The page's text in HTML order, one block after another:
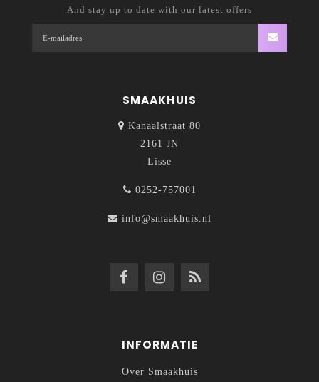
And stay up to date with our latest offers
SMAAKHUIS
Kanaalstraat 80
2161 JN
Lisse
0252-757001
info@smaakhuis.nl
INFORMATIE
Over Smaakhuis